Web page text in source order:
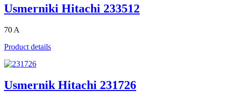
Usmerniki Hitachi 233512
70 A
Product details
Usmernik Hitachi 231726